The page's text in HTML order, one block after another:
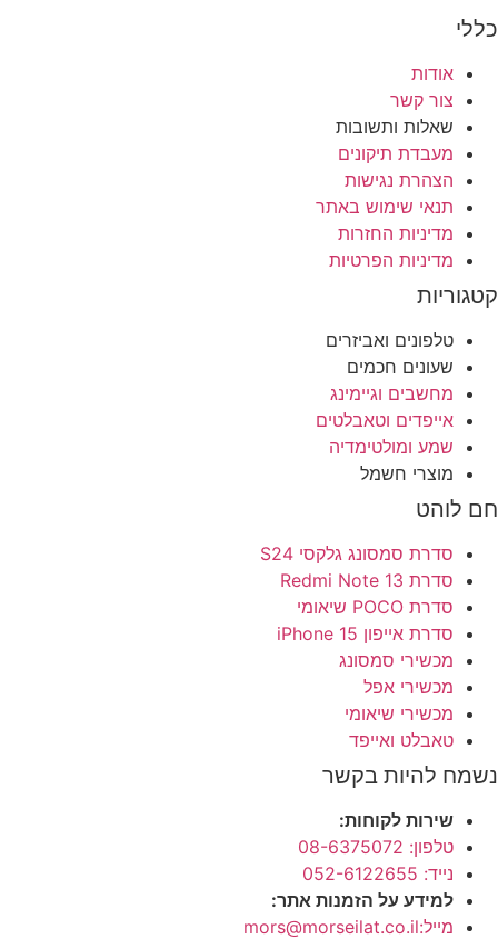
אודות
צור קשר
שאלות ותשובות
מעבדת תיקונים
הצהרת נגישות
תנאי שימוש באתר
מדיניות החזרות
מדיניות הפרטיות
טלפונים ואביזרים
שעונים חכמים
מחשבים וגיימינג
אייפדים וטאבלטים
שמע ומולטימדיה
מוצרי חשמל
סדרת סמסונג גלקסי S24
סדרת Redmi Note 13
סדרת POCO שיאומי
סדרת אייפון 15 iPhone
מכשירי סמסונג
מכשירי אפל
מכשירי שיאומי
טאבלט ואייפד
להיות בקשר
שירות לקוחות:
טלפון: 08-6375072
נייד: 052-6122655
למידע על הזמנות אתר:
מייל:mors@morseilat.co.il